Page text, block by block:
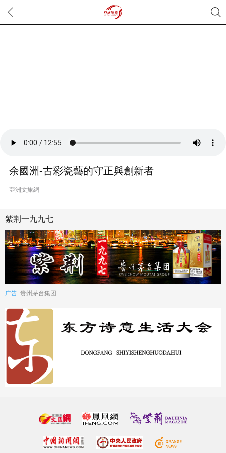
余國洲-古彩瓷藝的守正與創新者
亞洲文旅網
紫荆一九九七
广告 贵州茅台集团